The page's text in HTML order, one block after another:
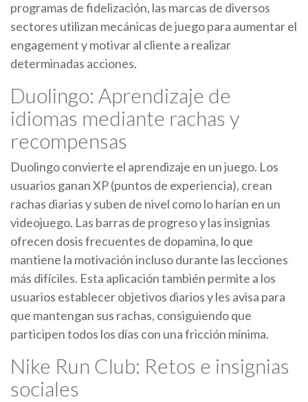
programas de fidelización, las marcas de diversos
sectores utilizan mecánicas de juego para aumentar el
engagement y motivar al cliente a realizar
determinadas acciones.
Duolingo: Aprendizaje de
idiomas mediante rachas y
recompensas
Duolingo convierte el aprendizaje en un juego. Los
usuarios ganan XP (puntos de experiencia), crean
rachas diarias y suben de nivel como lo harían en un
videojuego. Las barras de progreso y las insignias
ofrecen dosis frecuentes de dopamina, lo que
mantiene la motivación incluso durante las lecciones
más difíciles. Esta aplicación también permite a los
usuarios establecer objetivos diarios y les avisa para
que mantengan sus rachas, consiguiendo que
participen todos los días con una fricción mínima.
Nike Run Club: Retos e insignias
sociales